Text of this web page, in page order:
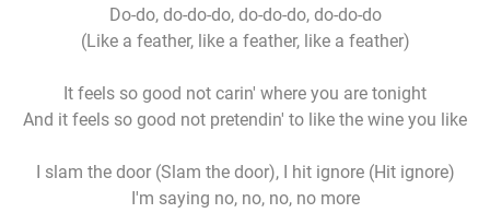
Do-do, do-do-do, do-do-do, do-do-do
(Like a feather, like a feather, like a feather)
It feels so good not carin' where you are tonight
And it feels so good not pretendin' to like the wine you like
I slam the door (Slam the door), I hit ignore (Hit ignore)
I'm saying no, no, no, no more